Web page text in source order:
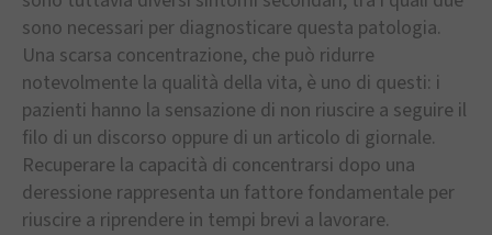
sono necessari per diagnosticare questa patologia.
Una scarsa concentrazione, che può ridurre
notevolmente la qualità della vita, è uno di questi: i
pazienti hanno la sensazione di non riuscire a seguire il
filo di un discorso oppure di un articolo di giornale.
Recuperare la capacità di concentrarsi dopo una
deressione rappresenta un fattore fondamentale per
riuscire a riprendere in tempi brevi a lavorare.